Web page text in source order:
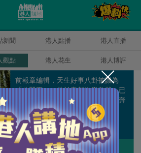
新聞 港人點播 港人直播
觀點 港人花生 港人博評
前報章編輯，天生好事八卦被譏為
「八賢王」，曾於帝都遊學數載，已
過而立之年仍一事無成，每日為口奔
馳但仍渴望能走到天涯海角。
作者其他博評